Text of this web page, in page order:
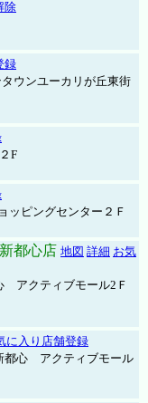
除
録
ウンユーカリが丘東街
F
ッピングセンター２Ｆ
都心店 地図 詳細 お気
アクティブモール2Ｆ
に入り店舗登録
都心 アクティブモール